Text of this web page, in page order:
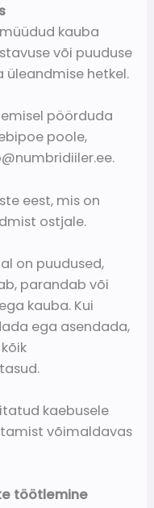
kauba
või puuduse
üleandmise hetkel.
pöörduda
poole,
eest, mis on
ostjale.
on puudused,
parandab või
kauba. Kui
ega asendada,
kaebusele
võimaldavas
töötlemine